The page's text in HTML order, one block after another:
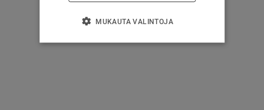
MUKAUTA VALINTOJA